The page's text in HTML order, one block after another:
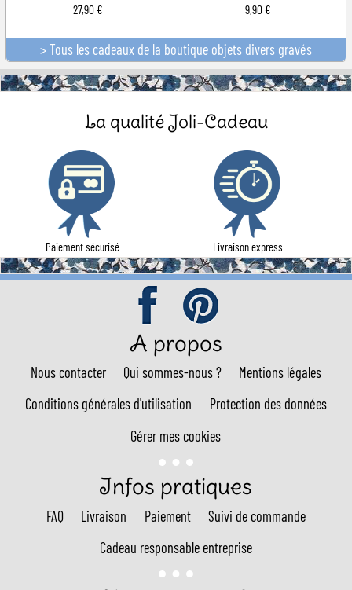
27,90 € 9,90 €
> Tous les cadeaux de la boutique objets divers gravés
La qualité Joli-Cadeau
Paiement sécurisé Livraison express
A propos
Nous contacter Qui sommes-nous ?
Mentions légales
Conditions générales d'utilisation
Protection des données
Gérer mes cookies
Infos pratiques
FAQ Livraison Paiement
Suivi de commande
Cadeau responsable entreprise